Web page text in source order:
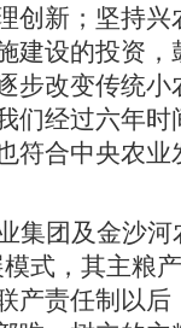
创新；坚持
建设的投资
步改变传统
们经过六年时
符合中央农业
集团及金沙
式，其主粮
产责任制以